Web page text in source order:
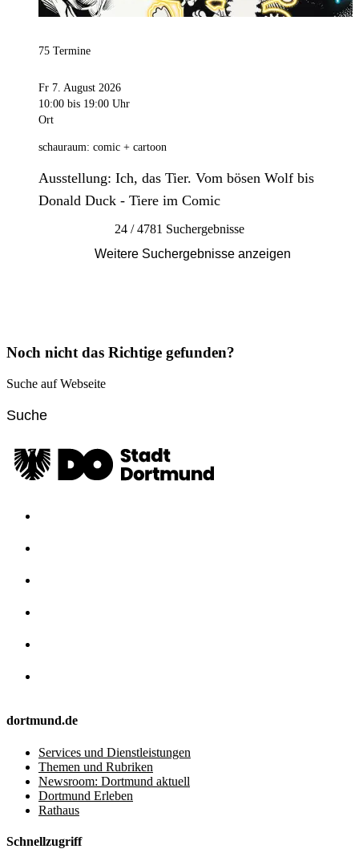
75 Termine
Fr 7. August 2026
10:00 bis 19:00 Uhr
Ort
schauraum: comic + cartoon
Ausstellung: Ich, das Tier. Vom bösen Wolf bis
Donald Duck - Tiere im Comic
24 / 4781 Suchergebnisse
Weitere Suchergebnisse anzeigen
Noch nicht das Richtige gefunden?
Suche auf Webseite
dortmund.de
Services und Dienstleistungen
Themen und Rubriken
Newsroom: Dortmund aktuell
Dortmund Erleben
Rathaus
Schnellzugriff